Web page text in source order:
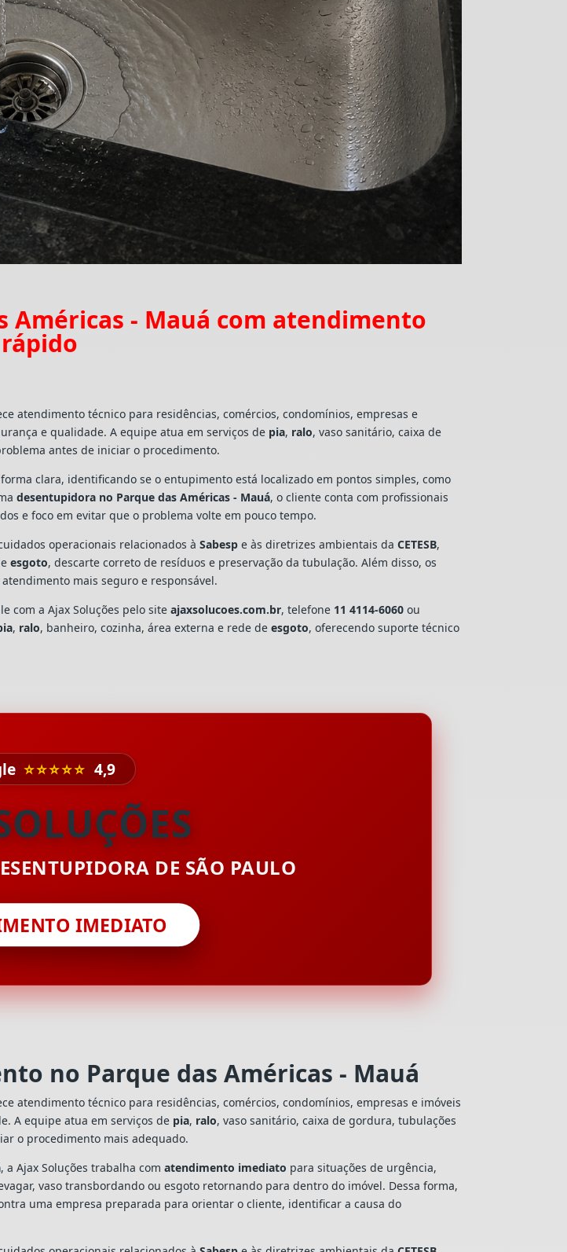
Américas - Mauá com atendimento
rápido
atendimento técnico para residências, comércios, condomínios, empresas e
e qualidade. A equipe atua em serviços de pia, ralo, vaso sanitário, caixa de
antes de iniciar o procedimento.
clara, identificando se o entupimento está localizado em pontos simples, como
desentupidora no Parque das Américas - Mauá, o cliente conta com profissionais
e foco em evitar que o problema volte em pouco tempo.
operacionais relacionados àSabesp e às diretrizes ambientais daCETESB,
esgoto, descarte correto de resíduos e preservação da tubulação. Além disso, os
mais seguro e responsável.
com a Ajax Soluções pelo siteajaxsolucoes.com.br, telefone 11 4114-6060 ou
, ralo, banheiro, cozinha, área externa e rede deesgoto, oferecendo suporte técnico
⭐⭐⭐⭐⭐ 4,9
DE SÃO PAULO
IMEDIATO
no Parque das Américas - Mauá
atendimento técnico para residências, comércios, condomínios, empresas e imóveis
A equipe atua em serviços de pia, ralo, vaso sanitário, caixa de gordura, tubulações
o procedimento mais adequado.
, a Ajax Soluções trabalha comatendimento imediato para situações de urgência,
vaso transbordando ou esgoto retornando para dentro do imóvel. Dessa forma,
uma empresa preparada para orientar o cliente, identificar a causa do